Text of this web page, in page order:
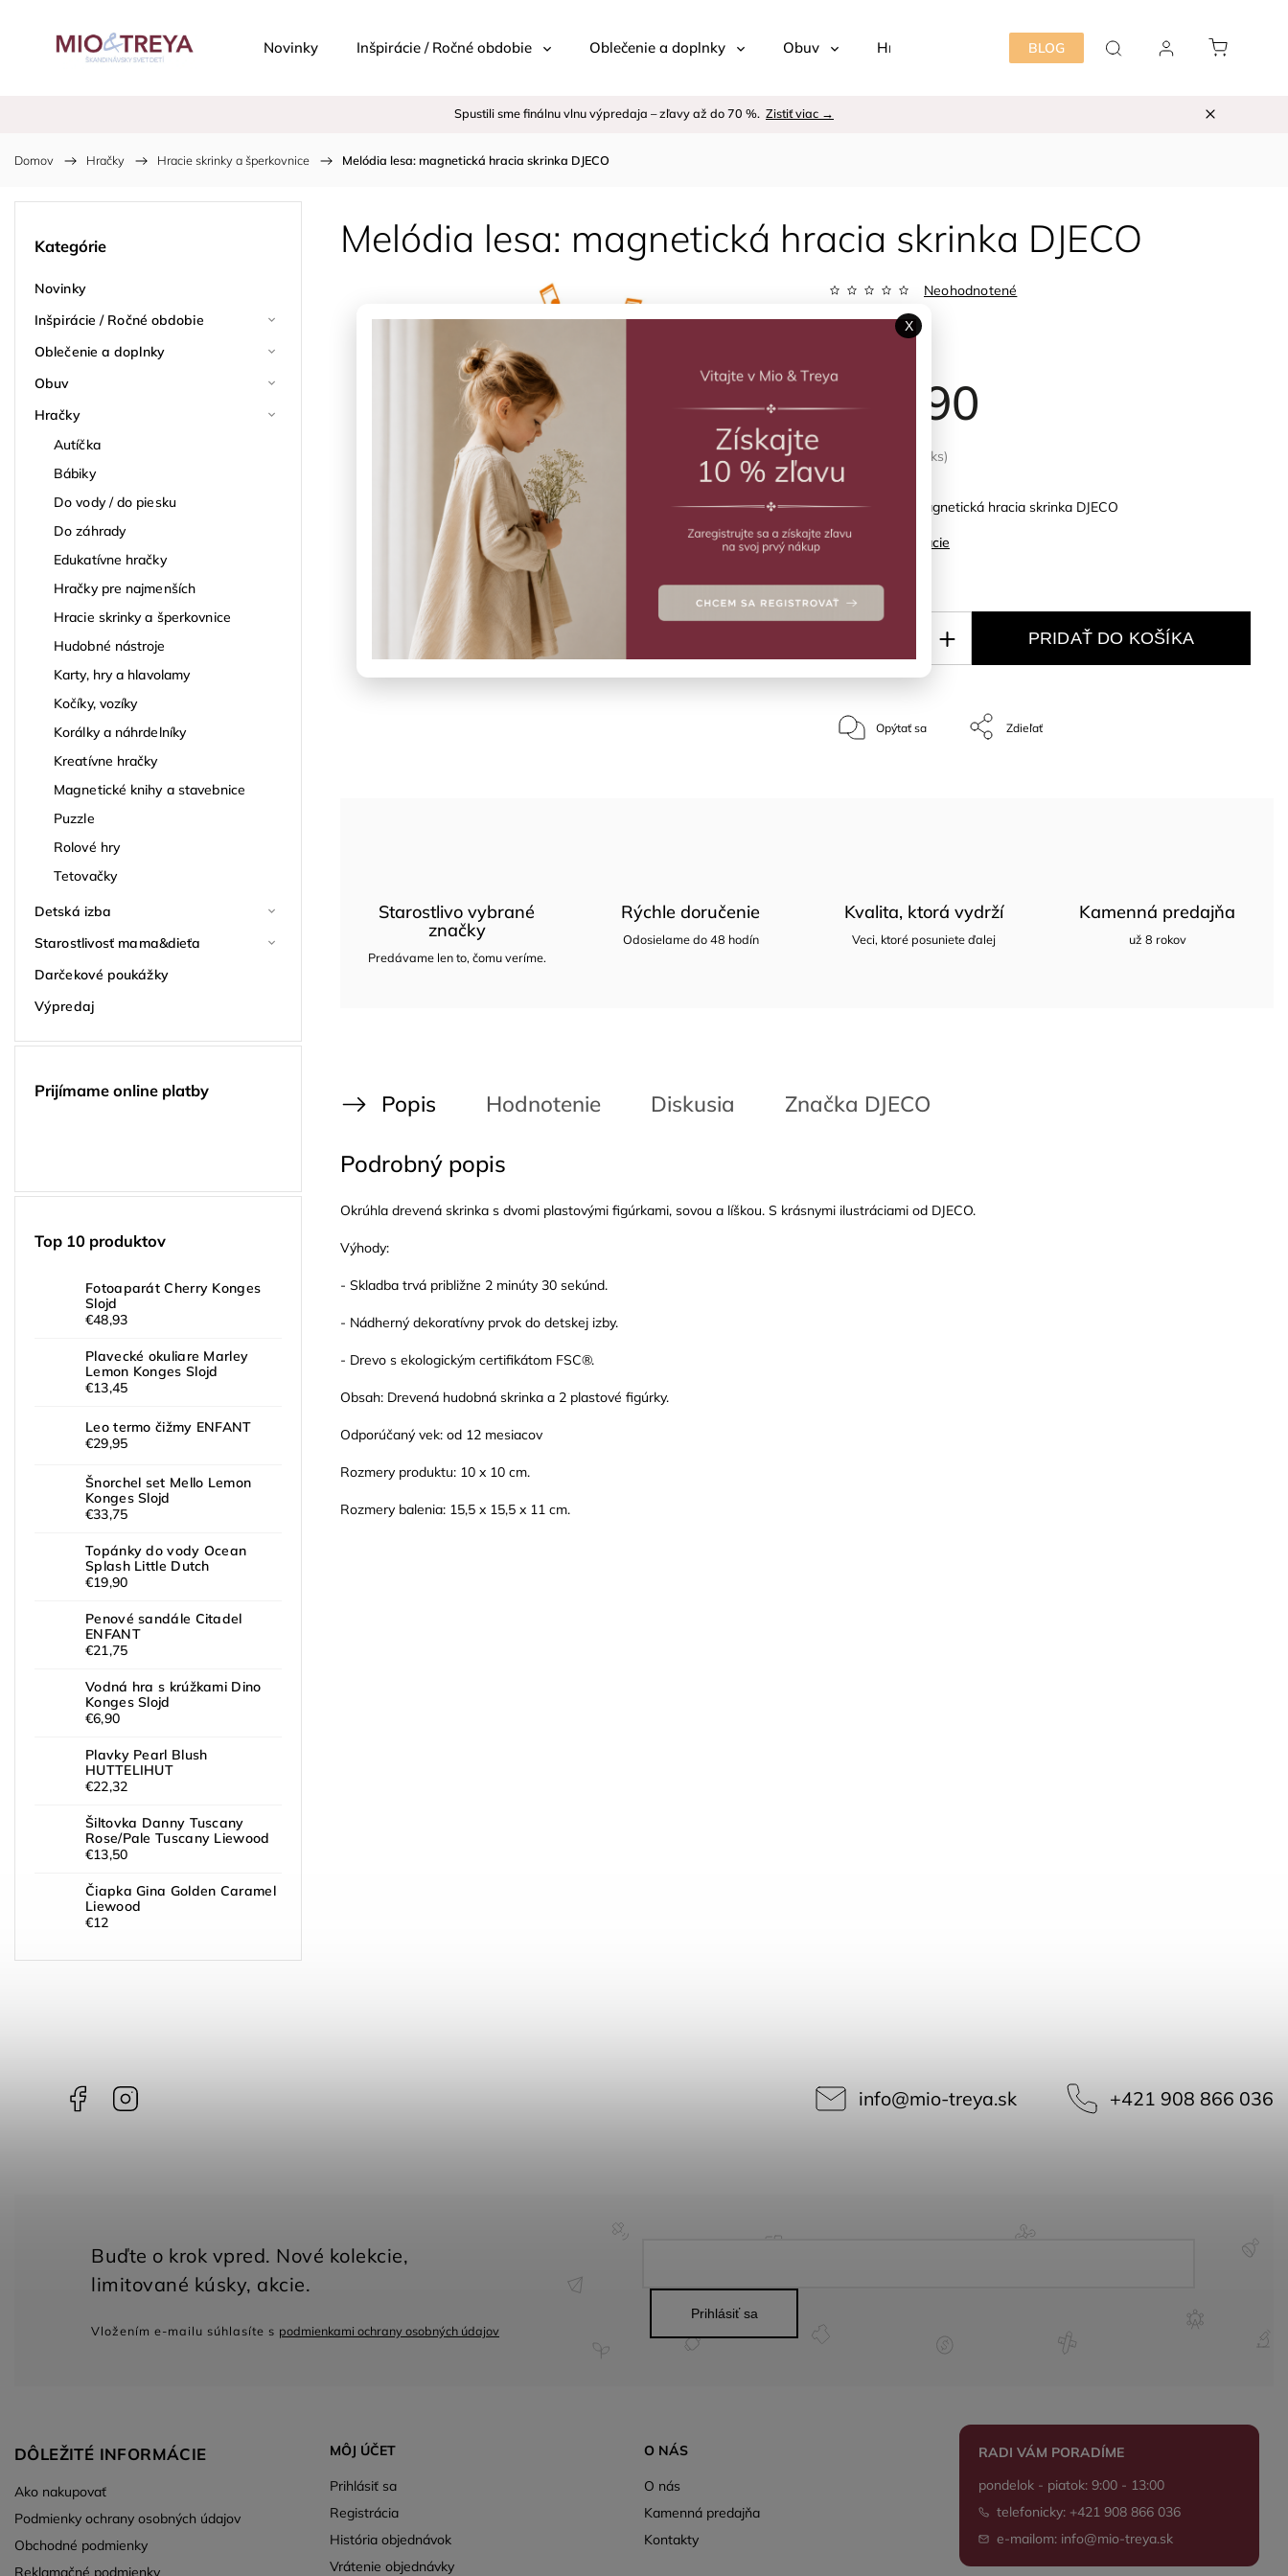
BLOG
Novinky Inšpirácie / Ročné obdobie Oblečenie a doplnky Obuv Hračky Detská izba Starostlivosť
Spustili sme finálnu vlnu výpredaja – zľavy až do 70 %. Zistiť viac →
Domov / Hračky / Hracie skrinky a šperkovnice / Melódia lesa: magnetická hracia skrinka DJECO
Kategórie
Novinky
Inšpirácie / Ročné obdobie
Oblečenie a doplnky
Obuv
Hračky
Autíčka
Bábiky
Do vody / do piesku
Do záhrady
Edukatívne hračky
Hračky pre najmenších
Hracie skrinky a šperkovnice
Hudobné nástroje
Karty, hry a hlavolamy
Kočíky, vozíky
Korálky a náhrdelníky
Kreatívne hračky
Magnetické knihy a stavebnice
Puzzle
Rolové hry
Tetovačky
Detská izba
Starostlivosť mama&dieťa
Darčekové poukážky
Výpredaj
Prijímame online platby
Top 10 produktov
Fotoaparát Cherry Konges
Slojd
€48,93
Plavecké okuliare Marley
Lemon Konges Slojd
€13,45
Leo termo čižmy ENFANT
€29,95
Šnorchel set Mello Lemon
Konges Slojd
€33,75
Topánky do vody Ocean
Splash Little Dutch
€19,90
Penové sandále Citadel
ENFANT
€21,75
Vodná hra s krúžkami Dino
Konges Slojd
€6,90
Plavky Pearl Blush
HUTTELIHUT
€22,32
Šiltovka Danny Tuscany
Rose/Pale Tuscany Liewood
€13,50
Čiapka Gina Golden Caramel
Liewood
€12
Melódia lesa: magnetická hracia skrinka DJECO
Neohodnotené
€26,90
Kód: DJ06065
Melódia lesa: magnetická hracia skrinka DJECO
Detailné informácie
(1 ks)
PRIDAŤ DO KOŠÍKA
Opýtať sa Zdieľať
Starostlivo vybrané
značky
Predávame len to, čomu veríme.
Rýchle doručenie
Odosielame do 48 hodín
Kvalita, ktorá vydrží
Veci, ktoré posuniete ďalej
Kamenná predajňa
už 8 rokov
Popis Hodnotenie Diskusia Značka DJECO
Podrobný popis
Okrúhla drevená skrinka s dvomi plastovými figúrkami, sovou a líškou. S krásnymi ilustráciami od DJECO.
Výhody:
- Skladba trvá približne 2 minúty 30 sekúnd.
- Nádherný dekoratívny prvok do detskej izby.
- Drevo s ekologickým certifikátom FSC®.
Obsah: Drevená hudobná skrinka a 2 plastové figúrky.
Odporúčaný vek: od 12 mesiacov
Rozmery produktu: 10 x 10 cm.
Rozmery balenia: 15,5 x 15,5 x 11 cm.
Facebook info@mio-treya.sk +421 908 866 036
DÔLEŽITÉ INFORMÁCIE
Ako nakupovať
Podmienky ochrany osobných údajov
Obchodné podmienky
Reklamačné podmienky
MÔJ ÚČET
Prihlásiť sa
Registrácia
História objednávok
Vrátenie objednávky
Vložením e-mailu súhlasíte s podmienkami ochrany osobných údajov
Prihlásiť sa
O NÁS
O nás
Kamenná predajňa
Kontakty
RADI VÁM PORADÍME
pondelok - piatok: 9:00 - 13:00
telefonicky: +421 908 866 036
e-mailom: info@mio-treya.sk
X